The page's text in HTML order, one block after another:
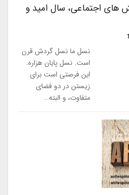
اجتماعی، سال امید و
نسل ما نسل گردش قرن
است. نسل پایان هزاره.
این فرصتی است برای
زیستن در دو فضای
متفاوت، و البته…